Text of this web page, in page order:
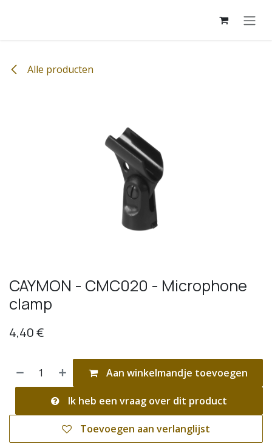
Alle producten
CAYMON - CMC020 - Microphone
clamp
4,40€
Aan winkelmandje toevoegen
Ik heb een vraag over dit product
Toevoegen aan verlanglijst